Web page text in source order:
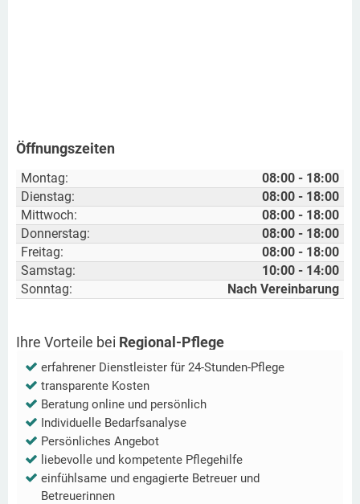
Öffnungszeiten
Montag:
08:00 - 18:00
Dienstag:
08:00 - 18:00
Mittwoch:
08:00 - 18:00
Donnerstag:
08:00 - 18:00
Freitag:
08:00 - 18:00
Samstag:
10:00 - 14:00
Sonntag:
Nach Vereinbarung
Ihre Vorteile bei Regional-Pflege
erfahrener Dienstleister für 24-Stunden-Pflege
transparente Kosten
Beratung online und persönlich
Individuelle Bedarfsanalyse
Persönliches Angebot
liebevolle und kompetente Pflegehilfe
einfühlsame und engagierte Betreuer und
Betreuerinnen